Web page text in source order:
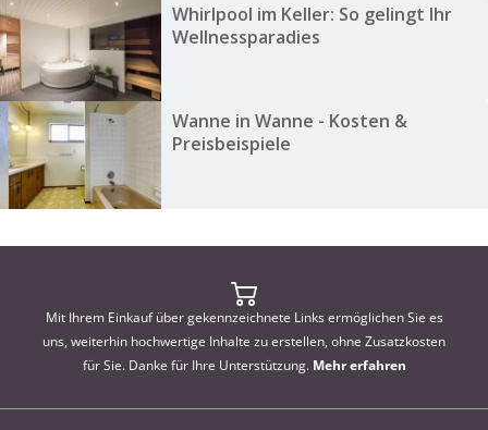
Whirlpool im Keller: So gelingt Ihr
Wellnessparadies
Wanne in Wanne - Kosten &
Preisbeispiele
Mit Ihrem Einkauf über gekennzeichnete Links ermöglichen Sie es
uns, weiterhin hochwertige Inhalte zu erstellen, ohne Zusatzkosten
für Sie. Danke für Ihre Unterstützung. Mehr erfahren